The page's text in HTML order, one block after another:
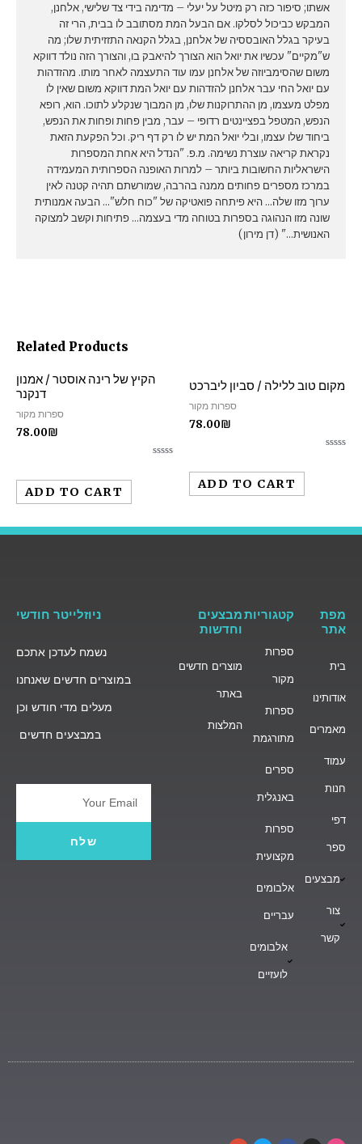
Related Products
מקום טוב ללילה / סביון ליברכט
ספרות מקור
78.00₪
ADD TO CART
הקיץ של רינה אוסטר / אמנון
דנקנר
ספרות מקור
78.00₪
ADD TO CART
אשתו; סיפור כזה רק מיטל על יעלי – מדימה בידי צד שלישי, אלחנן,
המבקש כביכול לסלקו. אם הבעל המת מסתובב לו בבית, הרי זה
בעיקר בגלל האובססיה של אלחנן, בגלל הקנאה התזזיתית שלו; מה
ש"מקיים" עכשיו את יואל הוא הצורך להיאבק בו, והצורך הזה נולד דווקא
משום שהסימביוזה של אלחנן עמו עוד התעצמה לאחר מותו. מהזדהות
עם יואל החי עבר אלחנן להזדהות עם יואל המת דווקא משום שאין לו
מפלט מעצמו, מן ההתרוקנות שלו, מן המבוך שנקלע לתוכו. הוא, רופא
הנפש, המטפל בפציינטים רדופי – עבר, מבין פחות ופחות את הנפש,
ביחוד שלו עצמו, ובלי יואל המת יש לו רק דף ריק. וכל הפקעת הזאת
נקראת קריאה עוצרת נשימה. מ.פ. "הנדל היא אחת המספרות
הישראליות החשובות ביותר – למרות האופנה הספרותית המעמידה
במרכז מספרים פחותים ממנה בהרבה, שמורשתם תהיה קטנה לאין
ערוך מזו שלה… היא פיתחה פואטיקה של "כוח חלש"… הבעה אמנותית
שונה מזו הנהוגה בספרות בטוחה מדי בעצמה… פתיחות וקשב למצוקה
האנושית…" (דן מירון)
מפת
אתר
בית
אודותינו
מאמרים
עמוד
חנות
דפי
ספר
מבצעים
צור
קשר
קטגוריות
ספרות
מקור
ספרות
מתורגמת
ספרים
באנגלית
ספרות
מקצועית
אלבומים
עבריים
אלבומים
לועזיים
מבצעים
וחדשות
מוצרים חדשים
באתר
המלצות
ניוזלייטר חודשי
נשמח לעדכן אתכם
במוצרים חדשים שאנחנו
מעלים מדי חודש וכן
במבצעים חדשים
Email
שלח
D
I
F
T
G